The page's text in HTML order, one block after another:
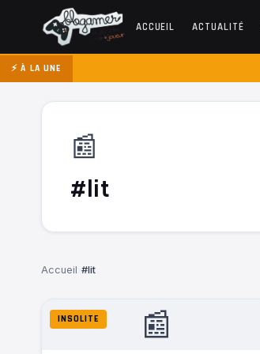
ACCUEIL ACTUALITÉ
⚡ À LA UNE
📰
#lit
Accueil #lit
📰
INSOLITE